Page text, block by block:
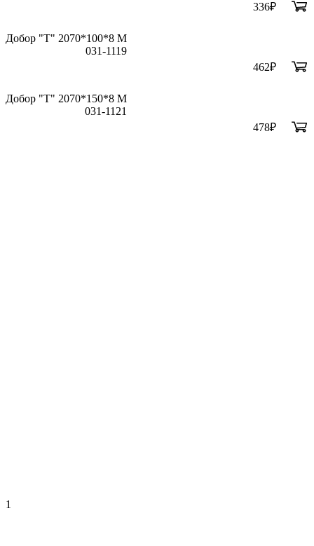
336₽
Добор "Т" 2070*100*8 М
031-1119
462₽
Добор "Т" 2070*150*8 М
031-1121
478₽
1